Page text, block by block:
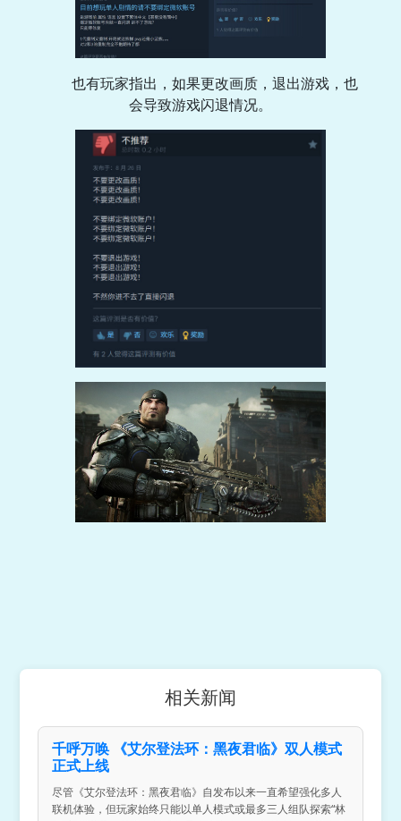
也有玩家指出，如果更改画质，退出游戏，也
会导致游戏闪退情况。
相关新闻
千呼万唤 《艾尔登法环：黑夜君临》双人模式
正式上线
尽管《艾尔登法环：黑夜君临》自发布以来一直希望强化多人
联机体验，但玩家始终只能以单人模式或最多三人组队探索“林